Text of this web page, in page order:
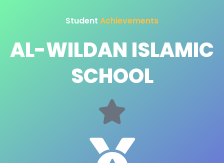
Student Achievements
AL-WILDAN ISLAMIC
SCHOOL